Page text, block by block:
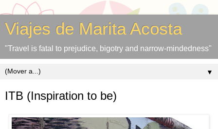
Viajes de Marita Acosta
"Travel is fatal to prejudice, bigotry and narrow-mindedness"
▼
ITB (Inspiration to be)